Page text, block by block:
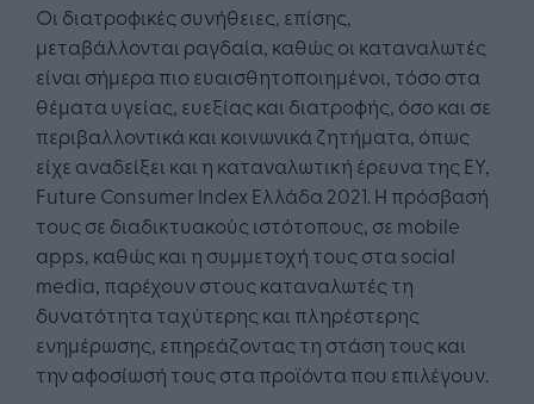
Οι διατροφικές συνήθειες, επίσης,
μεταβάλλονται ραγδαία, καθώς οι καταναλωτές
είναι σήμερα πιο ευαισθητοποιημένοι, τόσο στα
θέματα υγείας, ευεξίας και διατροφής, όσο και σε
περιβαλλοντικά και κοινωνικά ζητήματα, όπως
είχε αναδείξει και η καταναλωτική έρευνα της EY,
Future Consumer Index Ελλάδα 2021. Η πρόσβασή
τους σε διαδικτυακούς ιστότοπους, σε mobile
apps, καθώς και η συμμετοχή τους στα social
media, παρέχουν στους καταναλωτές τη
δυνατότητα ταχύτερης και πληρέστερης
ενημέρωσης, επηρεάζοντας τη στάση τους και
την αφοσίωσή τους στα προϊόντα που επιλέγουν.